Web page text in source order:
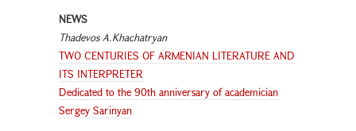
NEWS
Thadevos A.Khachatryan
TWO CENTURIES OF ARMENIAN LITERATURE AND
ITS INTERPRETER
Dedicated to the 90th anniversary of academician
Sergey Sarinyan